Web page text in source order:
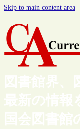
Skip to main content area
図書館界、
最新の情報
国会図書館